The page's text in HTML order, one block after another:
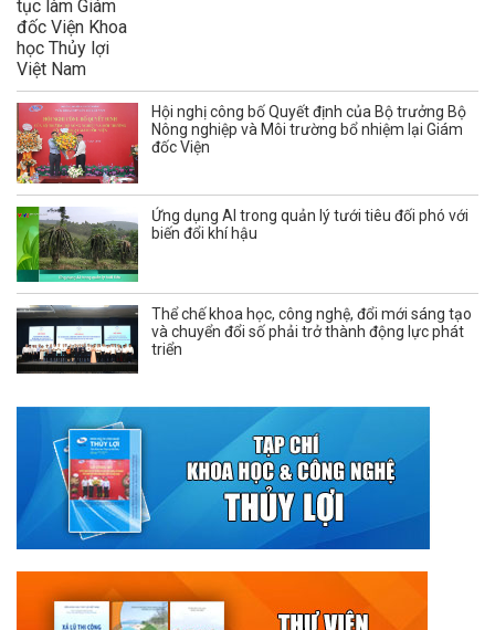
Hội nghị công bố Quyết định của Bộ trưởng Bộ
Nông nghiệp và Môi trường bổ nhiệm lại Giám
đốc Viện
Ứng dụng AI trong quản lý tưới tiêu đối phó với
biến đổi khí hậu
Thể chế khoa học, công nghệ, đổi mới sáng tạo
và chuyển đổi số phải trở thành động lực phát
triển